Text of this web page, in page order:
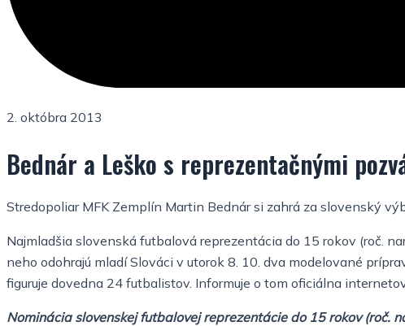
2. októbra 2013
Bednár a Leško s reprezentačnými
Stredopoliar MFK Zemplín Martin Bednár si zahrá za slovenský
Najmladšia slovenská futbalová reprezentácia do 15 rokov (roč.
neho odohrajú mladí Slováci v utorok 8. 10. dva modelované
figuruje dovedna 24 futbalistov. Informuje o tom oficiálna
Nominácia slovenskej futbalovej reprezentácie do 15 rokov (roč.